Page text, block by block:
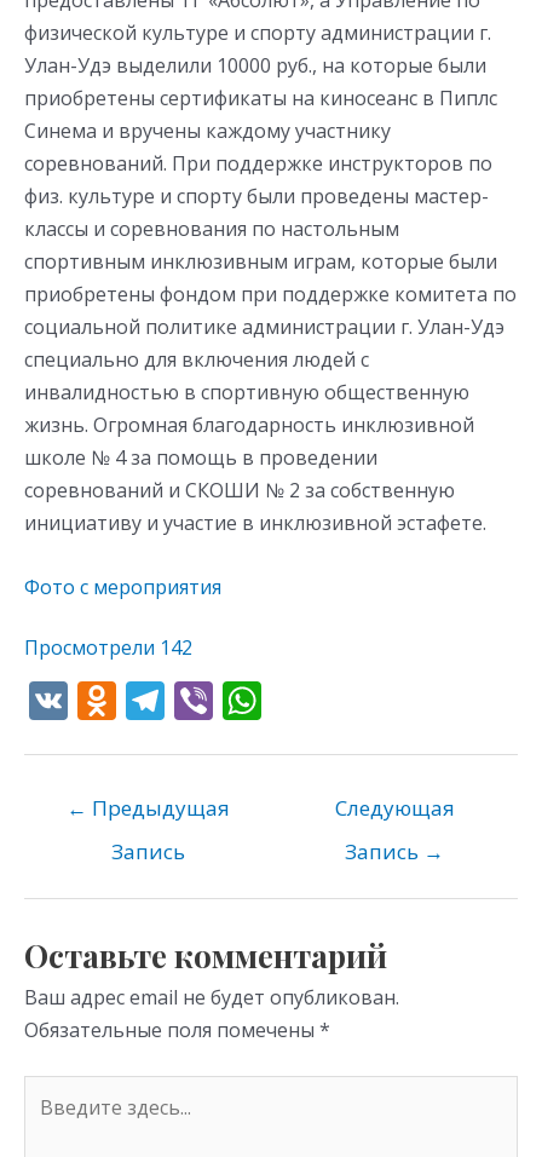
физической культуре и спорту администрации г.
Улан-Удэ выделили 10000 руб., на которые были
приобретены сертификаты на киносеанс в Пиплс
Синема и вручены каждому участнику
соревнований. При поддержке инструкторов по
физ. культуре и спорту были проведены мастер-
классы и соревнования по настольным
спортивным инклюзивным играм, которые были
приобретены фондом при поддержке комитета по
социальной политике администрации г. Улан-Удэ
специально для включения людей с
инвалидностью в спортивную общественную
жизнь. Огромная благодарность инклюзивной
школе № 4 за помощь в проведении
соревнований и СКОШИ № 2 за собственную
инициативу и участие в инклюзивной эстафете.
Фото с мероприятия
Просмотрели 142
V O
o
kl
as
ni
ki
T
gr
a
m
Vi
p
← Предыдущая
Запись
Следующая
Запись →
Оставьте комментарий
Ваш адрес email не будет опубликован.
Обязательные поля помечены *
здесь...